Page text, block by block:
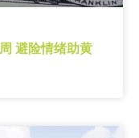
避险情绪助黄